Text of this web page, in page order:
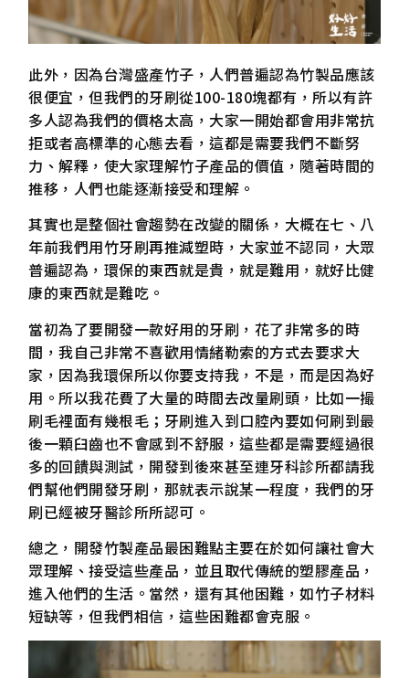
此外，因為台灣盛產竹子，人們普遍認為竹製品應該
很便宜，但我們的牙刷從100-180塊都有，所以有許
多人認為我們的價格太高，大家一開始都會用非常抗
拒或者高標準的心態去看，這都是需要我們不斷努
力、解釋，使大家理解竹子產品的價值，隨著時間的
推移，人們也能逐漸接受和理解。
其實也是整個社會趨勢在改變的關係，大概在七、八
年前我們用竹牙刷再推減塑時，大家並不認同，大眾
普遍認為，環保的東西就是貴，就是難用，就好比健
康的東西就是難吃。
當初為了要開發一款好用的牙刷，花了非常多的時
間，我自己非常不喜歡用情緒勒索的方式去要求大
家，因為我環保所以你要支持我，不是，而是因為好
用。所以我花費了大量的時間去改量刷頭，比如一撮
刷毛裡面有幾根毛；牙刷進入到口腔內要如何刷到最
後一顆臼齒也不會感到不舒服，這些都是需要經過很
多的回饋與測試，開發到後來甚至連牙科診所都請我
們幫他們開發牙刷，那就表示說某一程度，我們的牙
刷已經被牙醫診所所認可。
總之，開發竹製產品最困難點主要在於如何讓社會大
眾理解、接受這些產品，並且取代傳統的塑膠產品，
進入他們的生活。當然，還有其他困難，如竹子材料
短缺等，但我們相信，這些困難都會克服。